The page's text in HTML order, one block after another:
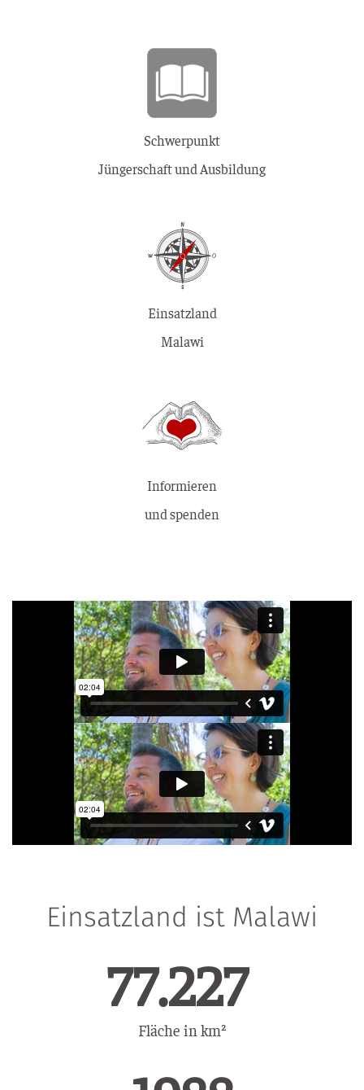
Schwerpunkt
Jüngerschaft und Ausbildung
Einsatzland
Malawi
Informieren
und spenden
Einsatzland ist Malawi
Fläche in km²
105.074